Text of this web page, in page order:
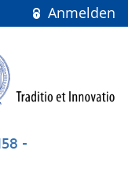
Anmelden
-